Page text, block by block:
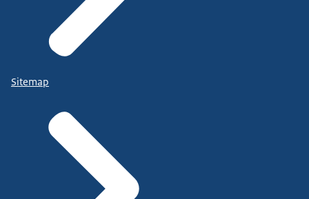
Sitemap